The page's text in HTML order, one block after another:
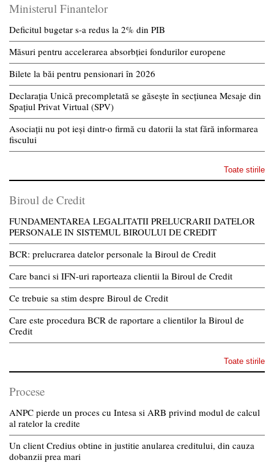
Ministerul Finantelor
Deficitul bugetar s-a redus la 2% din PIB
Măsuri pentru accelerarea absorbției fondurilor europene
Bilete la băi pentru pensionari în 2026
Declarația Unică precompletată se găsește în secțiunea Mesaje din
Spațiul Privat Virtual (SPV)
Asociații nu pot ieși dintr-o firmă cu datorii la stat fără informarea
fiscului
Toate stirile
Biroul de Credit
FUNDAMENTAREA LEGALITATII PRELUCRARII DATELOR
PERSONALE IN SISTEMUL BIROULUI DE CREDIT
BCR: prelucrarea datelor personale la Biroul de Credit
Care banci si IFN-uri raporteaza clientii la Biroul de Credit
Ce trebuie sa stim despre Biroul de Credit
Care este procedura BCR de raportare a clientilor la Biroul de
Credit
Toate stirile
Procese
ANPC pierde un proces cu Intesa si ARB privind modul de calcul
al ratelor la credite
Un client Credius obtine in justitie anularea creditului, din cauza
dobanzii prea mari